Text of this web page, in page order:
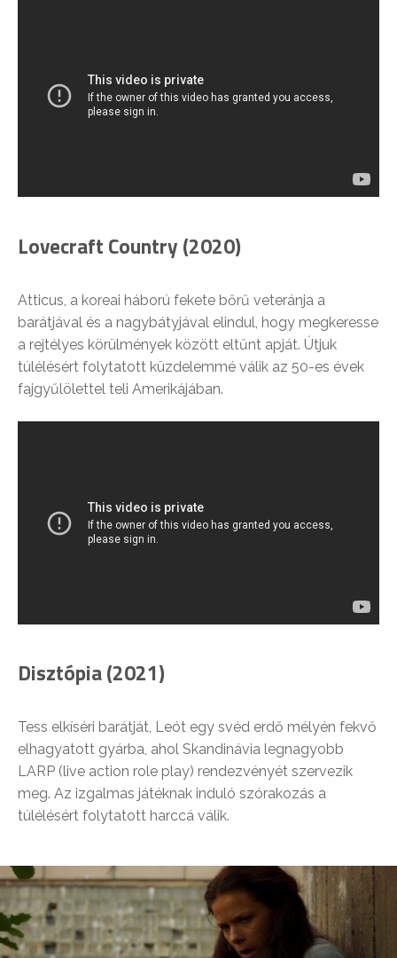
Lovecraft Country (2020)
Atticus, a koreai háború fekete bőrű veteránja a
barátjával és a nagybátyjával elindul, hogy megkeresse
a rejtélyes körülmények között eltűnt apját. Útjuk
túlélésért folytatott küzdelemmé válik az 50-es évek
fajgyűlölettel teli Amerikájában.
Disztópia (2021)
Tess elkíséri barátját, Leót egy svéd erdő mélyén fekvő
elhagyatott gyárba, ahol Skandinávia legnagyobb
LARP (live action role play) rendezvényét szervezik
meg. Az izgalmas játéknak induló szórakozás a
túlélésért folytatott harccá válik.